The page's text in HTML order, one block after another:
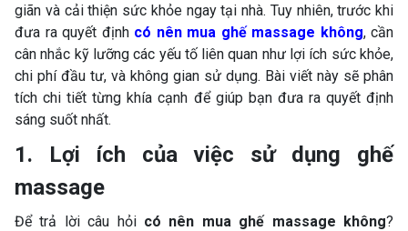
giãn và cải thiện sức khỏe ngay tại nhà. Tuy nhiên, trước khi
đưa ra quyết định có nên mua ghế massage không, cần
cân nhắc kỹ lưỡng các yếu tố liên quan như lợi ích sức khỏe,
chi phí đầu tư, và không gian sử dụng. Bài viết này sẽ phân
tích chi tiết từng khía cạnh để giúp bạn đưa ra quyết định
sáng suốt nhất.
1. Lợi ích của việc sử dụng ghế
massage
Để trả lời câu hỏi có nên mua ghế massage không?